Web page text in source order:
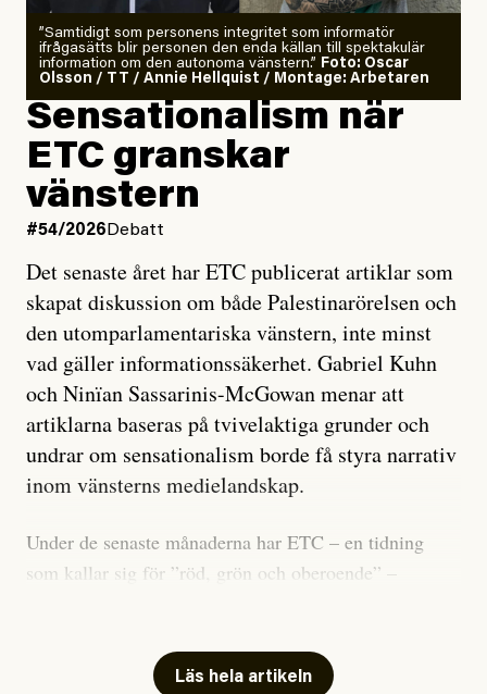
”Samtidigt som personens integritet som informatör
ifrågasätts blir personen den enda källan till spektakulär
information om den autonoma vänstern.” Foto: Oscar
Olsson / TT / Annie Hellquist / Montage: Arbetaren
Sensationalism när
ETC granskar
vänstern
#54/2026 Debatt
Det senaste året har ETC publicerat artiklar som
skapat diskussion om både Palestinarörelsen och
den utomparlamentariska vänstern, inte minst
vad gäller informationssäkerhet. Gabriel Kuhn
och Ninïan Sassarinis-McGowan menar att
artiklarna baseras på tvivelaktiga grunder och
undrar om sensationalism borde få styra narrativ
inom vänsterns medielandskap.
Under de senaste månaderna har ETC – en tidning
som kallar sig för ”röd, grön och oberoende” –
skriver för? Vad betyder det att vara en ”röd, grön och
Läs hela artikeln